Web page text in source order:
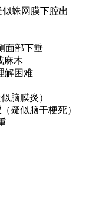
似蛛网膜下腔出
面部下垂
麻木
解困难
脑膜炎）
（疑似脑干梗死）